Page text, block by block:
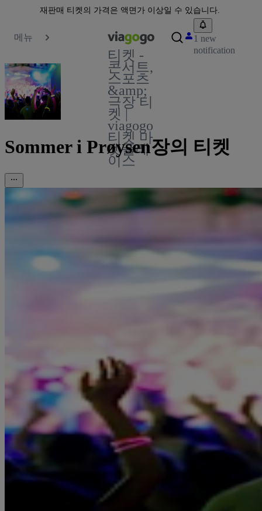
재판매 티켓의 가격은 액면가 이상일 수 있습니다.
메뉴
티켓 -
콘서트,
스포츠
&amp;
극장 티
켓 |
viagogo
티켓 마
켓플레
이스
1 new
notification
Sommer i Prøysen장의 티켓